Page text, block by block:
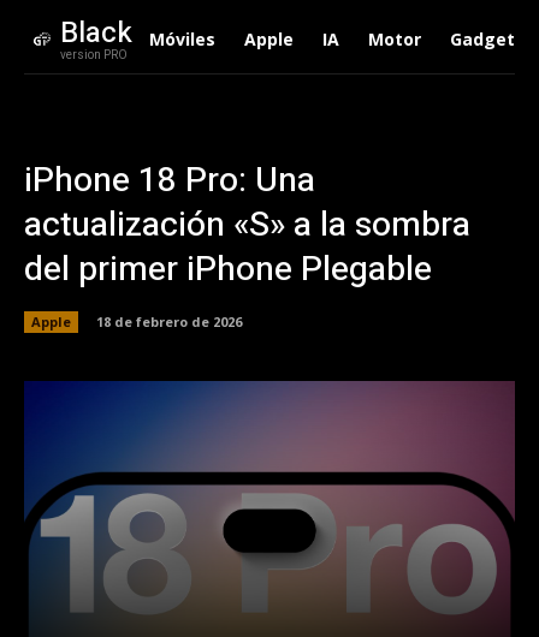
Black
version PRO
Móviles Apple IA Motor Gadgets
iPhone 18 Pro: Una
actualización «S» a la sombra
del primer iPhone Plegable
Apple 18 de febrero de 2026